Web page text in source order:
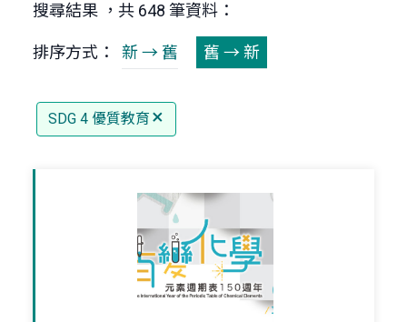
搜尋結果 ，共 648 筆資料：
排序方式： 新 → 舊 舊 → 新
SDG 4 優質教育